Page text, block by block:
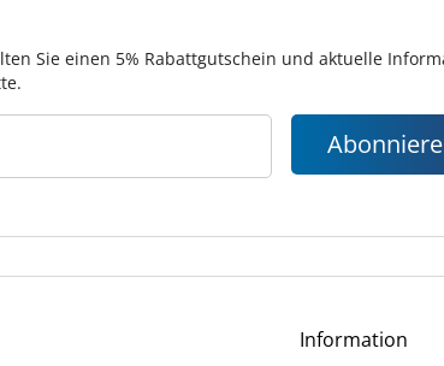
Sie einen 5% Rabattgutschein und aktuelle
Information